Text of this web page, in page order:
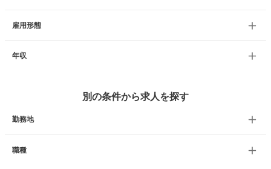
雇用形態
年収
別の条件から求人を探す
勤務地
職種